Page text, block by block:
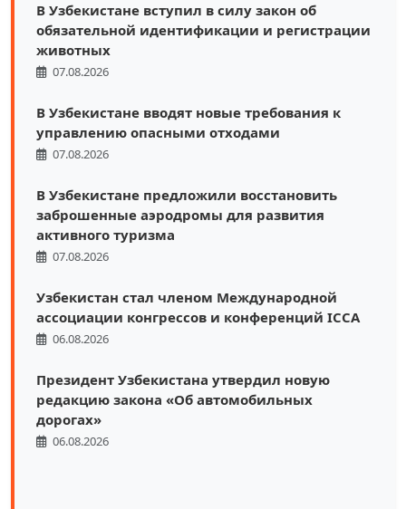
В Узбекистане вступил в силу закон об
обязательной идентификации и регистрации
животных
07.08.2026
В Узбекистане вводят новые требования к
управлению опасными отходами
07.08.2026
В Узбекистане предложили восстановить
заброшенные аэродромы для развития
активного туризма
07.08.2026
Узбекистан стал членом Международной
ассоциации конгрессов и конференций ICCA
06.08.2026
Президент Узбекистана утвердил новую
редакцию закона «Об автомобильных
дорогах»
06.08.2026